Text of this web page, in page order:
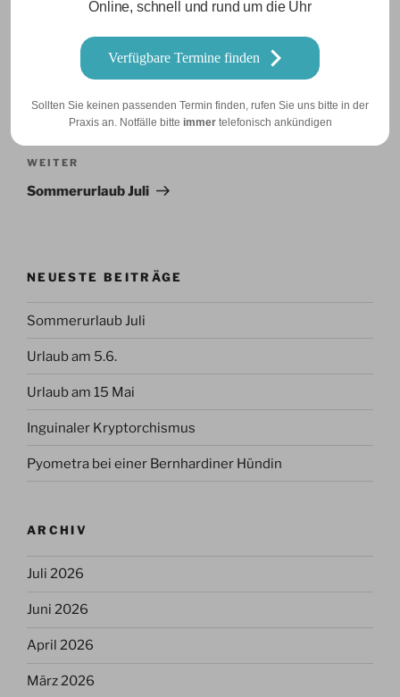
Online, schnell und rund um die Uhr
Verfügbare Termine finden
Sollten Sie keinen passenden Termin finden, rufen Sie uns bitte in der
Praxis an. Notfälle bitte immertelefonisch ankündigen
Beitragsnavigation
BeitragUrlaub am 15 Mai
Nächster
Beitrag
WEITER
Sommerurlaub Juli
NEUESTE BEITRÄGE
Sommerurlaub Juli
Urlaub am 5.6.
Urlaub am 15 Mai
Inguinaler Kryptorchismus
Pyometra bei einer Bernhardiner Hündin
ARCHIV
Juli 2026
Juni 2026
April 2026
März 2026